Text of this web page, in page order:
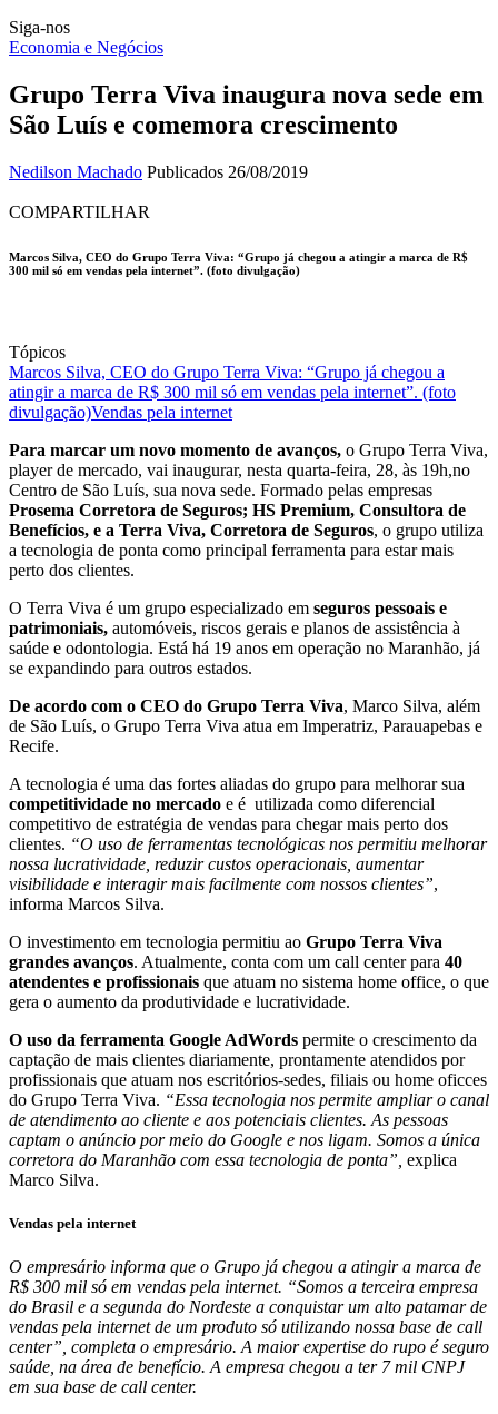
Siga-nos
Economia e Negócios
Grupo Terra Viva inaugura nova sede em
São Luís e comemora crescimento
Nedilson Machado Publicados 26/08/2019
COMPARTILHAR
Marcos Silva, CEO do Grupo Terra Viva: “Grupo já chegou a atingir a marca de R$
300 mil só em vendas pela internet”. (foto divulgação)
Tópicos
Marcos Silva, CEO do Grupo Terra Viva: “Grupo já chegou a
atingir a marca de R$ 300 mil só em vendas pela internet”. (foto
divulgação)Vendas pela internet
Para marcar um novo momento de avanços, o Grupo Terra Viva,
player de mercado, vai inaugurar, nesta quarta-feira, 28, às 19h,no
Centro de São Luís, sua nova sede. Formado pelas empresas
Prosema Corretora de Seguros; HS Premium, Consultora de
Benefícios, e a Terra Viva, Corretora de Seguros, o grupo utiliza
a tecnologia de ponta como principal ferramenta para estar mais
perto dos clientes.
O Terra Viva é um grupo especializado em seguros pessoais e
patrimoniais, automóveis, riscos gerais e planos de assistência à
saúde e odontologia. Está há 19 anos em operação no Maranhão, já
se expandindo para outros estados.
De acordo com o CEO do Grupo Terra Viva, Marco Silva, além
de São Luís, o Grupo Terra Viva atua em Imperatriz, Parauapebas e
Recife.
A tecnologia é uma das fortes aliadas do grupo para melhorar sua
competitividade no mercado e é utilizada como diferencial
competitivo de estratégia de vendas para chegar mais perto dos
clientes. “O uso de ferramentas tecnológicas nos permitiu melhorar
nossa lucratividade, reduzir custos operacionais, aumentar
visibilidade e interagir mais facilmente com nossos clientes”,
informa Marcos Silva.
O investimento em tecnologia permitiu ao Grupo Terra Viva
grandes avanços. Atualmente, conta com um call center para 40
atendentes e profissionais que atuam no sistema home office, o que
gera o aumento da produtividade e lucratividade.
O uso da ferramenta Google AdWords permite o crescimento da
captação de mais clientes diariamente, prontamente atendidos por
profissionais que atuam nos escritórios-sedes, filiais ou home oficces
do Grupo Terra Viva. “Essa tecnologia nos permite ampliar o canal
de atendimento ao cliente e aos potenciais clientes. As pessoas
captam o anúncio por meio do Google e nos ligam. Somos a única
corretora do Maranhão com essa tecnologia de ponta”, explica
Marco Silva.
Vendas pela internet
O empresário informa que o Grupo já chegou a atingir a marca de
R$ 300 mil só em vendas pela internet. “Somos a terceira empresa
do Brasil e a segunda do Nordeste a conquistar um alto patamar de
vendas pela internet de um produto só utilizando nossa base de call
center”, completa o empresário. A maior expertise do rupo é seguro
saúde, na área de benefício. A empresa chegou a ter 7 mil CNPJ
em sua base de call center.